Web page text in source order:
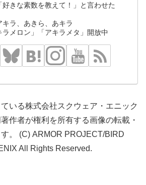
きな素数を教えて！」と言わせた
ラ、あきら、あキラ
メロン」「アキラメタ」開放中
いる株式会社スクウェア・エニック
作者が権利を所有する画像の転載・
。 (C) ARMOR PROJECT/BIRD
All Rights Reserved.